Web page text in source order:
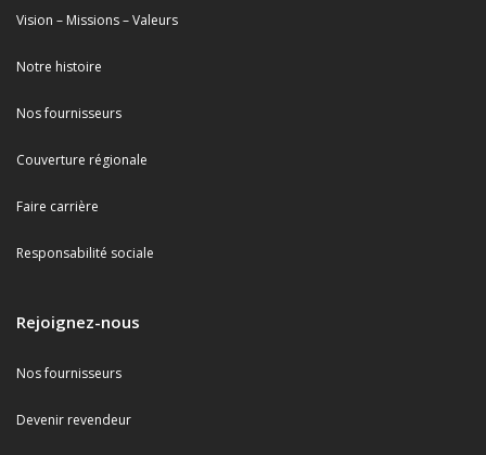
Vision – Missions – Valeurs
Notre histoire
Nos fournisseurs
Couverture régionale
Faire carrière
Responsabilité sociale
Rejoignez-nous
Nos fournisseurs
Devenir revendeur